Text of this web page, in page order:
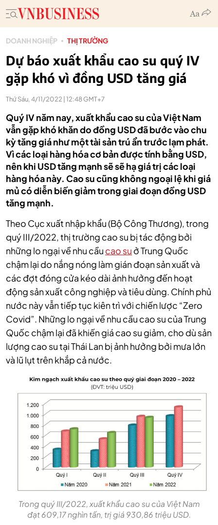
DOANH NGHIỆP THỊ TRƯỜNG
Dự báo xuất khẩu cao su quý IV
gặp khó vì đồng USD tăng giá
Thứ Sáu, 4/11/2022 | 12:48 GMT+7
Quý IV năm nay, xuất khẩu cao su của Việt Nam
vẫn gặp khó khăn do đồng USD đã bước vào chu
kỳ tăng giá như một tài sản trú ẩn trước lạm phát.
Vì các loại hàng hóa cơ bản được tính bằng USD,
nên khi USD tăng mạnh sẽ sẽ hạ giá trị các loại
hàng hóa này. Cao su cũng không ngoại lệ khi giá
mủ có diễn biến giảm trong giai đoạn đồng USD
tăng mạnh.
Theo Cục xuất nhập khẩu (Bộ Công Thương), trong
quý III/2022, thị trường cao su bị tác động bởi
những lo ngại về nhu cầu cao su ở Trung Quốc
chậm lại do nắng nóng làm gián đoạn sản xuất và
các đợt đóng cửa kéo dài ảnh hưởng đến hoạt
động sản xuất công nghiệp và tiêu dùng. Chính phủ
nước này vẫn tiếp tục kiên trì với chiến lược “Zero
Covid”. Những lo ngại về nhu cầu cao su của Trung
Quốc chậm lại đã khiến giá cao su giảm, cho dù sản
lượng cao su tại Thái Lan bị ảnh hưởng bởi mưa lớn
và lũ lụt trên khắp cả nước.
Trong quý III/2022, xuất khẩu cao su của Việt Nam
đạt 609,17 nghìn tấn, trị giá 930,86 triệu USD.